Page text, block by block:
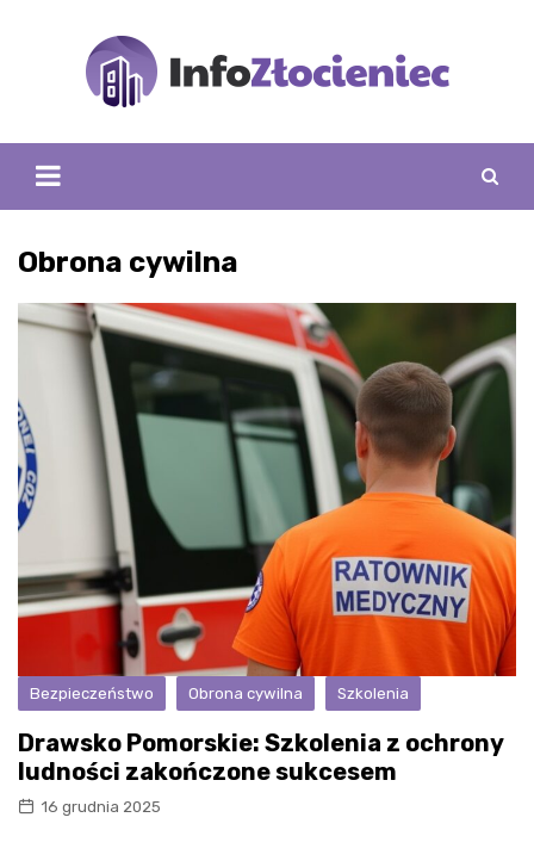
Obrona cywilna
Bezpieczeństwo Obrona cywilna Szkolenia
Drawsko Pomorskie: Szkolenia z ochrony
ludności zakończone sukcesem
16 grudnia 2025